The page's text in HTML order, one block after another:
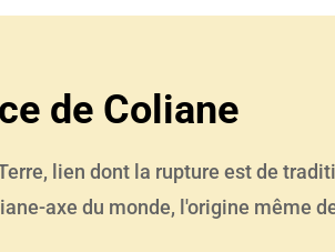
de Coliane
lien dont la rupture est de
axe du monde, l'origine même